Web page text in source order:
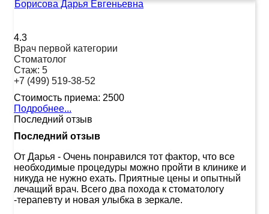
Борисова Дарья Евгеньевна
4.3
Врач первой категории
Стоматолог
Стаж: 5
+7 (499) 519-38-52
Стоимость приема: 2500
Подробнее...
Последний отзыв
Последний отзыв
От Дарья - Очень понравился тот фактор, что все
необходимые процедуры можно пройти в клинике и
никуда не нужно ехать. Приятные цены и опытный
лечащий врач. Всего два похода к стоматологу
-терапевту и новая улыбка в зеркале.